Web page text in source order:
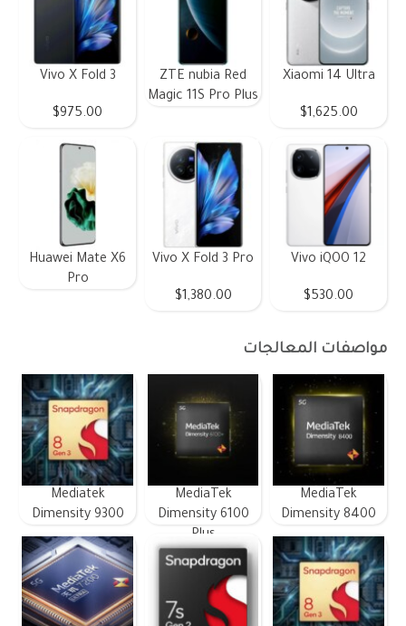
Xiaomi 14 Ultra
$1,625.00
ZTE nubia Red
Magic 11S Pro Plus
Vivo X Fold 3
$975.00
Vivo iQOO 12
$530.00
Vivo X Fold 3 Pro
$1,380.00
Huawei Mate X6
Pro
مواصفات المعالجات
MediaTek
Dimensity 8400
MediaTek
Dimensity 6100
Plus
Mediatek
Dimensity 9300